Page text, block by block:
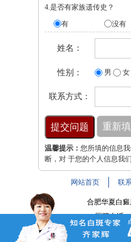
4.是否有家族遗传史？
有
没有
姓名：
性别： 男 女
联系方式：
温馨提示： 您所填的信息
断，对 于您的个人信息我
网站首页 联
合肥华夏白
医院电话：
医院地址：合肥市